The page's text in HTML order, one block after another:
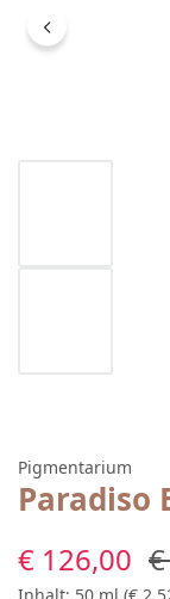
Pigmentarium
Paradiso
Verkaufspreis:
€ 126,00